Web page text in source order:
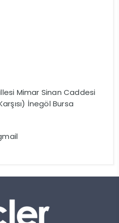
Mimar Sinan Caddesi
İnegöl Bursa